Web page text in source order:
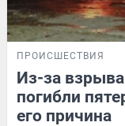
ПРОИСШЕСТВИЯ
Из-за
погибли
его причина